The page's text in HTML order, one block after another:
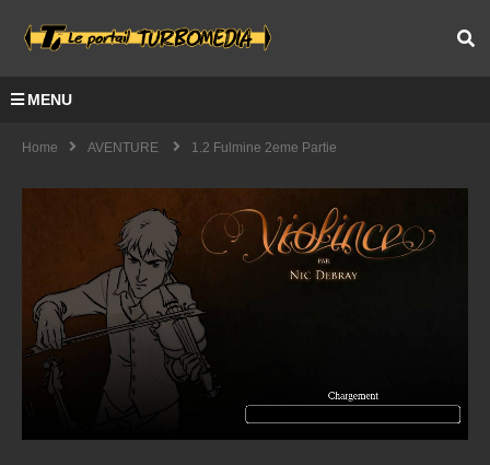
MENU
Home AVENTURE 1.2 Fulmine 2eme Partie